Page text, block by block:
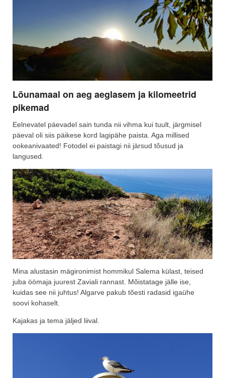
Lõunamaal on aeg aeglasem ja kilomeetrid
pikemad
Eelnevatel päevadel sain tunda nii vihma kui tuult, järgmisel
päeval oli siis päikese kord lagipähe paista. Aga millised
ookeanivaated! Fotodel ei paistagi nii järsud tõusud ja
langused.
Mina alustasin mägironimist hommikul Salema külast, teised
juba öömaja juurest Zaviali rannast. Mõistatage jälle ise,
kuidas see nii juhtus! Algarve pakub tõesti radasid igaühe
soovi kohaselt.
Kajakas ja tema jäljed liival.